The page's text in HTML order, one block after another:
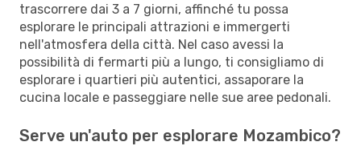
trascorrere dai 3 a 7 giorni, affinché tu possa
esplorare le principali attrazioni e immergerti
nell'atmosfera della città. Nel caso avessi la
possibilità di fermarti più a lungo, ti consigliamo di
esplorare i quartieri più autentici, assaporare la
cucina locale e passeggiare nelle sue aree pedonali.
Serve un'auto per esplorare Mozambico?